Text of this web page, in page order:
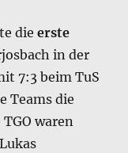
dieerste
in der
7:3 beim TuS
Teams die
waren